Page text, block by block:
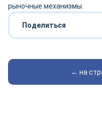
рыночные механизмы.
Поделиться
← на